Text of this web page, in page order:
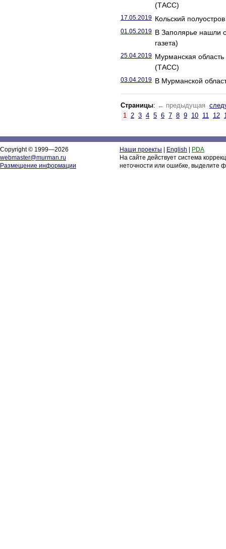
(ТАСС)
17.05.2019 Кольский
01.05.2019 В Заполярье нашли
газета)
25.04.2019 Мурманская
(ТАСС)
03.04.2019 В Мурманской
Страницы: ← предыдущая
1 2 3 4 5 6 7 8 9 10 11 12
Copyright © 1999—2026
webmaster@murman.ru
Размещение информации
Наши проекты English
PDA
На сайте действует система
неточности или ошибке, выделите